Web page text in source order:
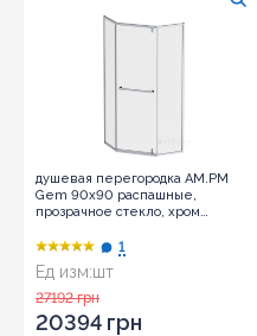
душевая перегородка AM.PM
Gem 90x90 распашные,
прозрачное стекло, хром
Ед изм:шт
1
27192 грн
20394 грн